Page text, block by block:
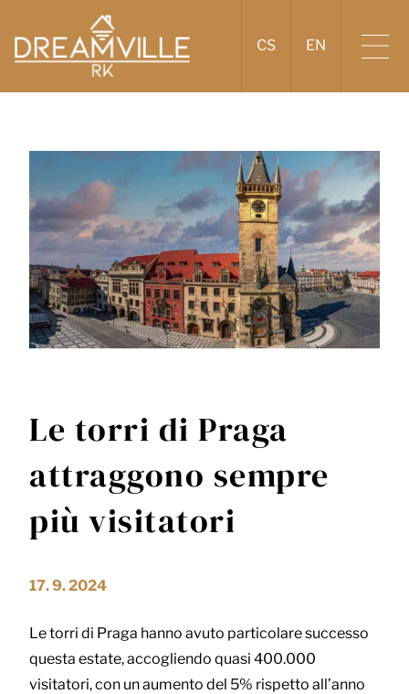
CS EN
Le torri di Praga
attraggono sempre
più visitatori
17. 9. 2024
Le torri di Praga hanno avuto particolare successo
questa estate, accogliendo quasi 400.000
visitatori, con un aumento del 5% rispetto all’anno